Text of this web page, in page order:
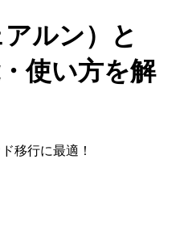
ルン）
と
使い方を解
移行に最適！